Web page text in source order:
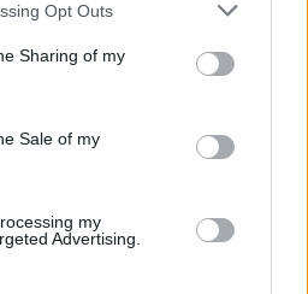
app uses one or more Google
behaviour. You may click to
and its third-party tags to
purposes in below Google
Opt Outs
Sharing of my
Sale of my
my
Advertising.
Precio
$64,205.00